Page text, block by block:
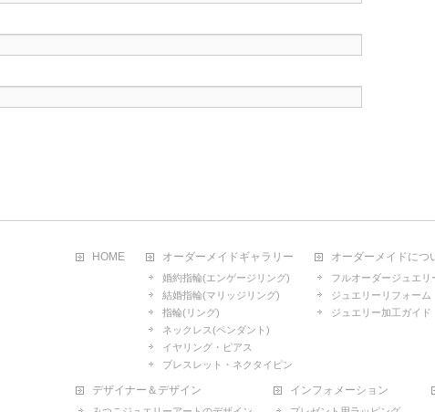
HOME オーダーメイドギャラリー
婚約指輪(エンゲージリング)
結婚指輪(マリッジリング)
指輪(リング)
ネックレス(ペンダント)
イヤリング・ピアス
ブレスレット・ネクタイピン
オーダーメイドにつ
フルオーダージュエリ
ジュエリーリフォーム
ジュエリー加工ガイド
デザイナー＆デザイン インフォメーション